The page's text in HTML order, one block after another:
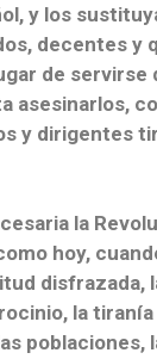
y los
decentes y
de servirse
asesinarlos,
y dirigentes
la
hoy,
disfrazada,
la
poblaciones,